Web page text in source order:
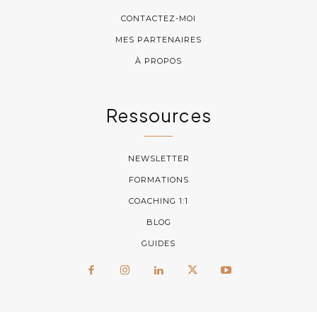
CONTACTEZ-MOI
MES PARTENAIRES
À PROPOS
Ressources
NEWSLETTER
FORMATIONS
COACHING 1:1
BLOG
GUIDES